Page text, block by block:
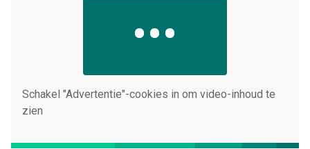
Schakel "Advertentie"-cookies in om video-inhoud te
zien